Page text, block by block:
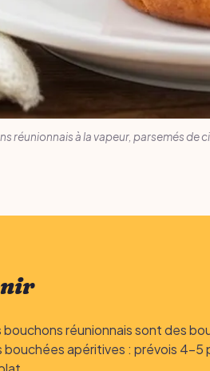
réunionnais à la vapeur, parsemés
bouchons réunionnais sont des
bouchées apéritives : prévois 4-5